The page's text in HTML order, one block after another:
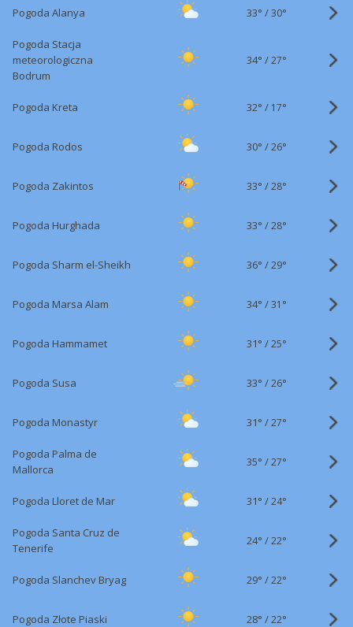
Pogoda Alanya 33° /30°
Pogoda Stacja
meteorologiczna
Bodrum
34° /27°
Pogoda Kreta 32° / 17°
Pogoda Rodos 30° /26°
Pogoda Zakintos 33° /28°
Pogoda Hurghada 33° /28°
Pogoda Sharm el-Sheikh 36° /29°
Pogoda Marsa Alam 34° /31°
Pogoda Hammamet 31° /25°
Pogoda Susa 33° /26°
Pogoda Monastyr 31° /27°
Pogoda Palma de
Mallorca
35° /27°
Pogoda Lloret de Mar 31° /24°
Pogoda Santa Cruz de
Tenerife
24° /22°
Pogoda Slanchev Bryag 29° /22°
Pogoda Złote Piaski 28° /22°